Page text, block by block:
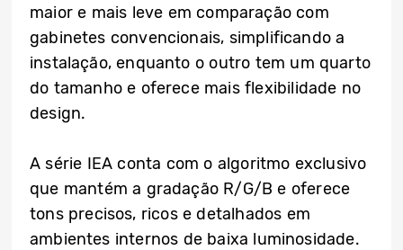
maior e mais leve em comparação com
gabinetes convencionais, simplificando a
instalação, enquanto o outro tem um quarto
do tamanho e oferece mais flexibilidade no
design.
A série IEA conta com o algoritmo exclusivo
que mantém a gradação R/G/B e oferece
tons precisos, ricos e detalhados em
ambientes internos de baixa luminosidade.